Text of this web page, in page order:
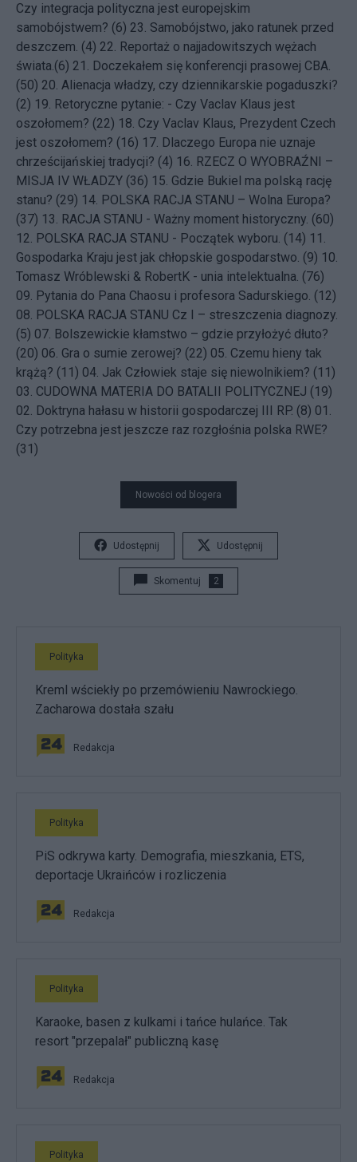
Czy integracja polityczna jest europejskim
samobójstwem? (6) 23. Samobójstwo, jako ratunek przed
deszczem. (4) 22. Reportaż o najjadowitszych wężach
świata.(6) 21. Doczekałem się konferencji prasowej CBA.
(50) 20. Alienacja władzy, czy dziennikarskie pogaduszki?
(2) 19. Retoryczne pytanie: - Czy Vaclav Klaus jest
oszołomem? (22) 18. Czy Vaclav Klaus, Prezydent Czech
jest oszołomem? (16) 17. Dlaczego Europa nie uznaje
chrześcijańskiej tradycji? (4) 16. RZECZ O WYOBRAŹNI –
MISJA IV WŁADZY (36) 15. Gdzie Bukiel ma polską rację
stanu? (29) 14. POLSKA RACJA STANU – Wolna Europa?
(37) 13. RACJA STANU - Ważny moment historyczny. (60)
12. POLSKA RACJA STANU - Początek wyboru. (14) 11.
Gospodarka Kraju jest jak chłopskie gospodarstwo. (9) 10.
Tomasz Wróblewski & RobertK - unia intelektualna. (76)
09. Pytania do Pana Chaosu i profesora Sadurskiego. (12)
08. POLSKA RACJA STANU Cz I – streszczenia diagnozy.
(5) 07. Bolszewickie kłamstwo – gdzie przyłożyć dłuto?
(20) 06. Gra o sumie zerowej? (22) 05. Czemu hieny tak
krążą? (11) 04. Jak Człowiek staje się niewolnikiem? (11)
03. CUDOWNA MATERIA DO BATALII POLITYCZNEJ (19)
02. Doktryna hałasu w historii gospodarczej III RP. (8) 01.
Czy potrzebna jest jeszcze raz rozgłośnia polska RWE?
(31)
Nowości od blogera
Udostępnij Udostępnij
Skomentuj 2
Polityka
Kreml wściekły po przemówieniu Nawrockiego.
Zacharowa dostała szału
Redakcja
Polityka
PiS odkrywa karty. Demografia, mieszkania, ETS,
deportacje Ukraińców i rozliczenia
Redakcja
Polityka
Karaoke, basen z kulkami i tańce hulańce. Tak
resort "przepalał" publiczną kasę
Redakcja
Polityka